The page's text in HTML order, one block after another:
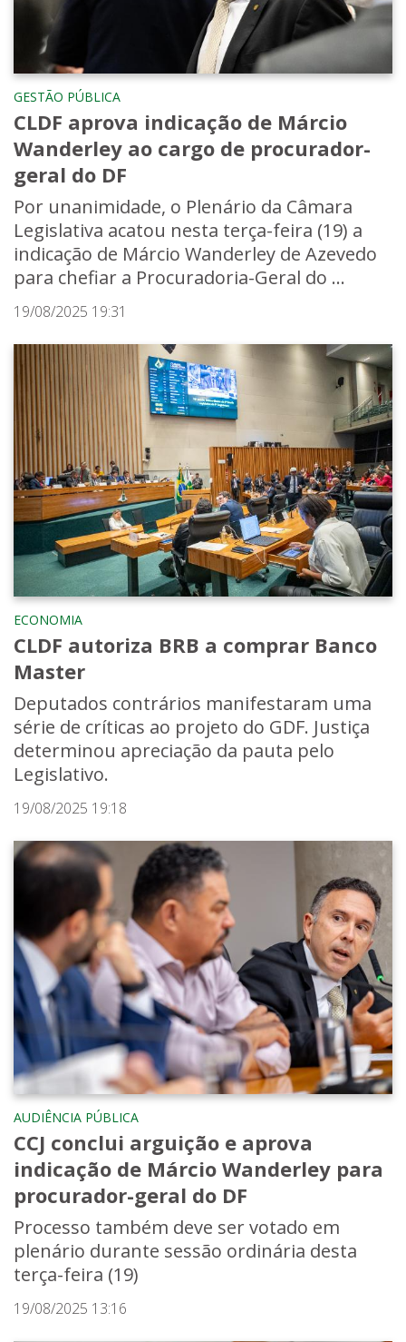
GESTÃO PÚBLICA
CLDF aprova indicação de Márcio
Wanderley ao cargo de procurador-
geral do DF
Por unanimidade, o Plenário da Câmara
Legislativa acatou nesta terça-feira (19) a
indicação de Márcio Wanderley de Azevedo
para chefiar a Procuradoria-Geral do ...
19/08/2025 19:31
ECONOMIA
CLDF autoriza BRB a comprar Banco
Master
Deputados contrários manifestaram uma
série de críticas ao projeto do GDF. Justiça
determinou apreciação da pauta pelo
Legislativo.
19/08/2025 19:18
AUDIÊNCIA PÚBLICA
CCJ conclui arguição e aprova
indicação de Márcio Wanderley para
procurador-geral do DF
Processo também deve ser votado em
plenário durante sessão ordinária desta
terça-feira (19)
19/08/2025 13:16